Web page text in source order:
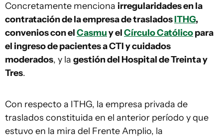
Concretamente menciona irregularidades en la
contratación de la empresa de trasladosITHG,
convenios con elCasmuy elCírculo Católicopara
el ingreso de pacientes a CTI y cuidados
moderados, y la gestión del Hospital de Treinta y
Tres.
Con respecto a ITHG, la empresa privada de
traslados constituida en el anterior período y que
estuvo en la mira del Frente Amplio, la